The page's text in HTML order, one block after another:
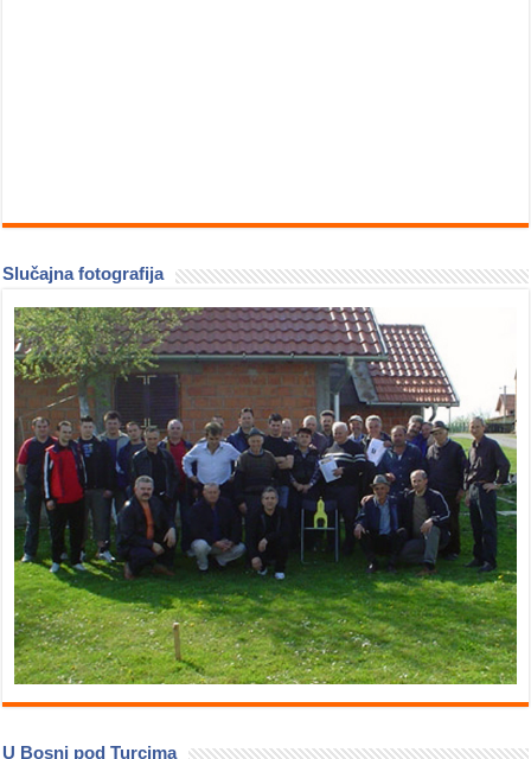
Slučajna fotografija
U Bosni pod Turcima